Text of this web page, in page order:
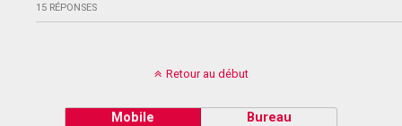
15 RÉPONSES
Retour au début
Mobile Bureau